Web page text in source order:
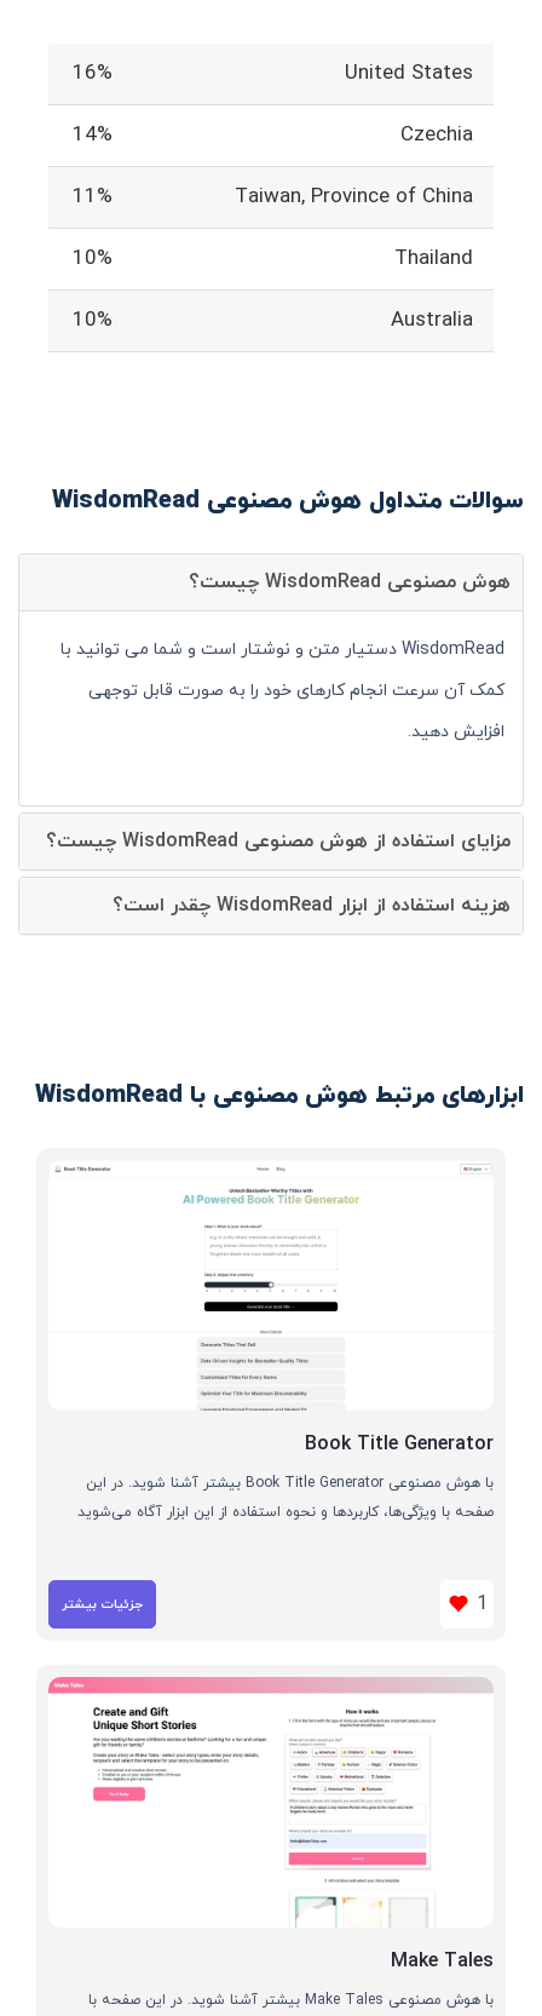
United States
16%
Czechia
14%
Taiwan, Province of China
11%
Thailand
10%
Australia
10%
سوالات متداول هوش مصنوعی WisdomRead
هوش مصنوعی WisdomRead چیست؟
WisdomRead دستیار متن و نوشتار است و شما می توانید با
کمک آن سرعت انجام کارهای خود را به صورت قابل توجهی
افزایش دهید.
مزایای استفاده از هوش مصنوعی WisdomRead چیست؟
هزینه استفاده از ابزار WisdomRead چقدر است؟
ابزارهای مرتبط هوش مصنوعی با WisdomRead
Book Title Generator
با هوش مصنوعی Book Title Generator بیشتر آشنا شوید. در این
صفحه با ویژگی‌ها، کاربردها و نحوه استفاده از این ابزار آگاه می‌شوید
1 جزئیات بیشتر
Make Tales
با هوش مصنوعی Make Tales بیشتر آشنا شوید. در این صفحه با